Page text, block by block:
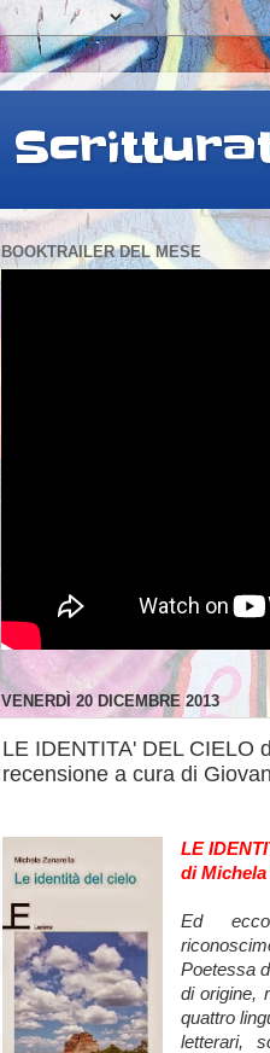
BOOKTRAILER DEL MESE
VENERDÌ 20 DICEMBRE 2013
LE IDENTITA' DEL CIELO
recensione a cura di
LE
di
Ed
Poetessa
di origine,
quattro
letterari,